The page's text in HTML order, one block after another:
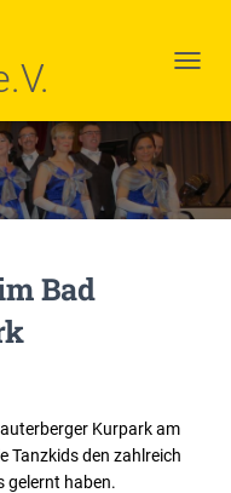
Bad
Kurpark am
Tanzkids den zahlreich
gelernt haben.